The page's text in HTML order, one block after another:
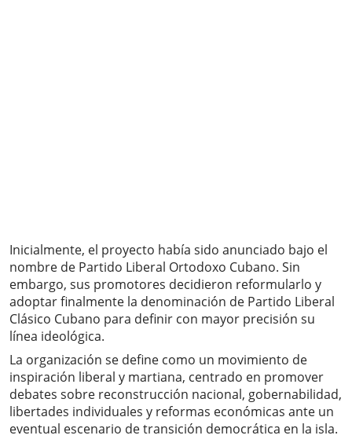
Inicialmente, el proyecto había sido anunciado bajo el
nombre de Partido Liberal Ortodoxo Cubano. Sin
embargo, sus promotores decidieron reformularlo y
adoptar finalmente la denominación de Partido Liberal
Clásico Cubano para definir con mayor precisión su
línea ideológica.
La organización se define como un movimiento de
inspiración liberal y martiana, centrado en promover
debates sobre reconstrucción nacional, gobernabilidad,
libertades individuales y reformas económicas ante un
eventual escenario de transición democrática en la isla.